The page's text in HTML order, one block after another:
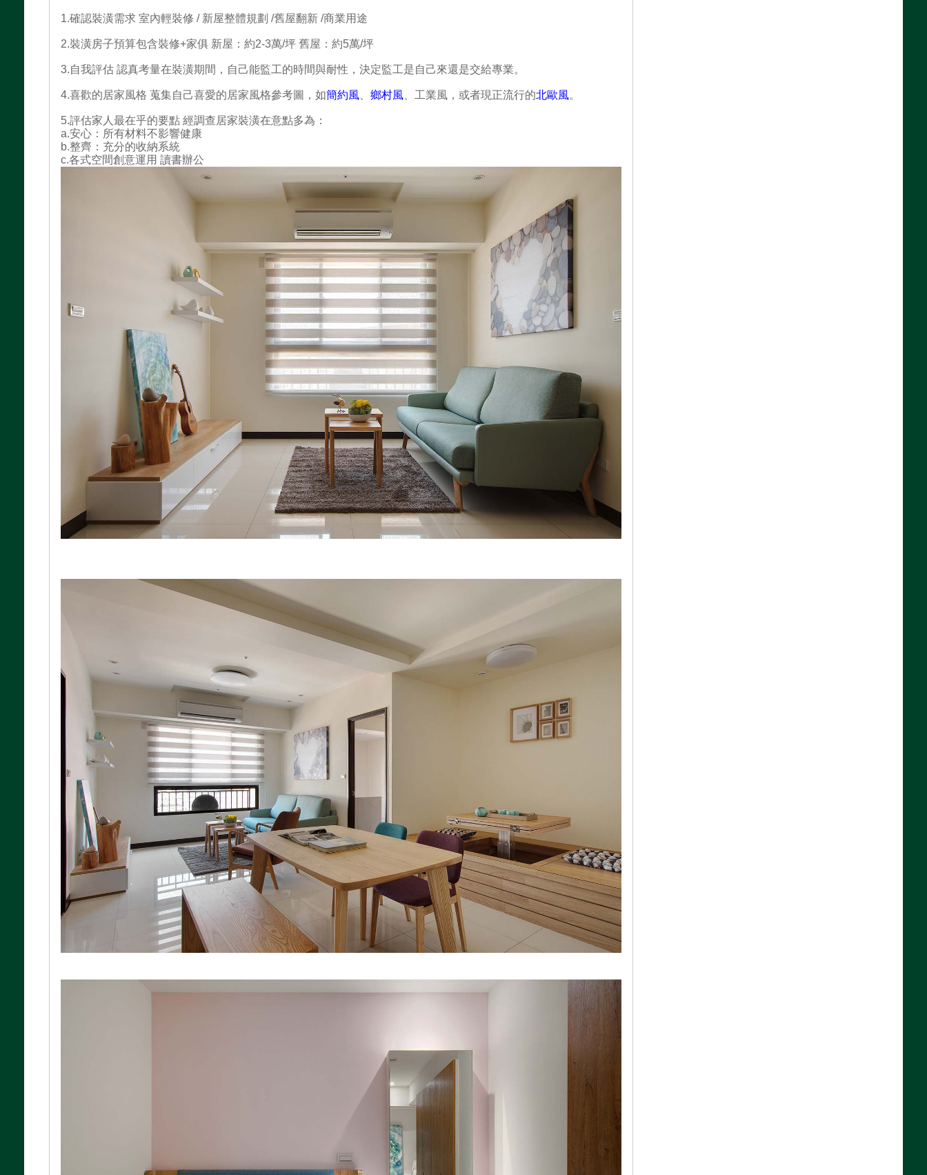
1.確認裝潢需求 室內輕裝修 / 新屋整體規劃 /舊屋翻新 /商業用途
2.裝潢房子預算包含裝修+家俱 新屋：約2-3萬/坪 舊屋：約5萬/坪
3.自我評估 認真考量在裝潢期間，自己能監工的時間與耐性，決定監工是自己來還是交給專業。
4.喜歡的居家風格 蒐集自己喜愛的居家風格參考圖，如簡約風 、鄉村風 、工業風，或者現正流行的北歐風。
5.評估家人最在乎的要點 經調查居家裝潢在意點多為：
a.安心：所有材料不影響健康
b.整齊：充分的收納系統
c.各式空間創意運用 讀書辦公